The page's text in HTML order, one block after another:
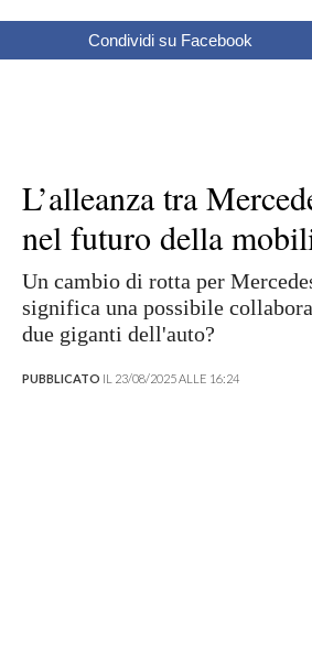
Condividi su Facebook
L’alleanza tra
nel futuro della
Un cambio di rotta per
significa una possibile
due giganti dell'auto?
PUBBLICATO IL 23/08/2025 ALLE 16:24